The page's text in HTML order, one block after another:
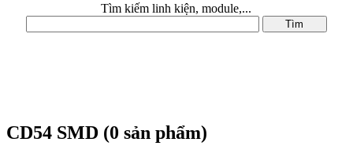
Tìm kiếm linh kiện, module,...
CD54 SMD (0 sản phẩm)